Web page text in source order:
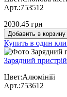
Арт.:753512
2030.45 грн
Добавить в корзину
Купить в один
Зарядний
Цвет:Алюміній
Арт.:753612